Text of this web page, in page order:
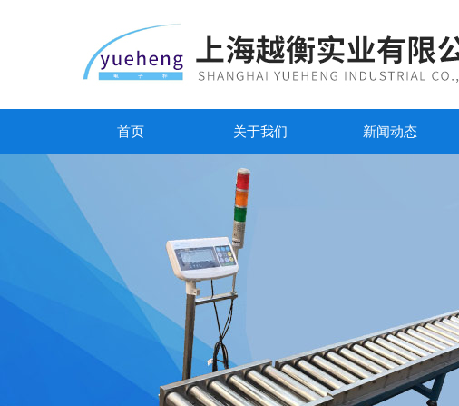
首页 关于我们 新闻动态